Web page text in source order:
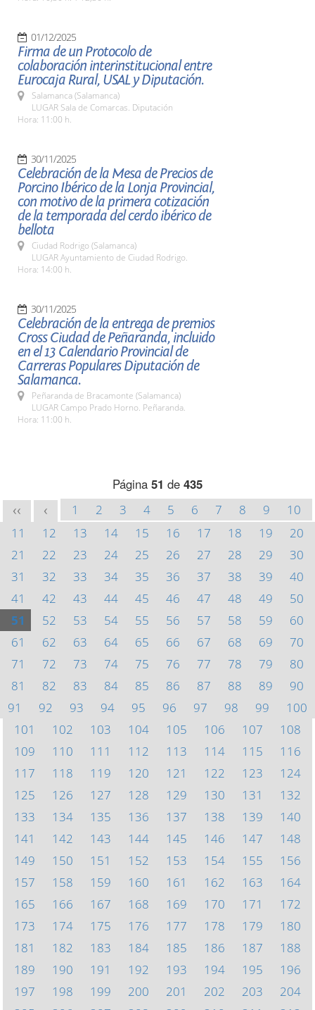
01/12/2025
Firma de un Protocolo de
colaboración interinstitucional entre
Eurocaja Rural, USAL y Diputación.
Salamanca (Salamanca)
LUGAR Sala de Comarcas. Diputación
Hora: 11:00 h.
30/11/2025
Celebración de la Mesa de Precios de
Porcino Ibérico de la Lonja Provincial,
con motivo de la primera cotización
de la temporada del cerdo ibérico de
bellota
Ciudad Rodrigo (Salamanca)
LUGAR Ayuntamiento de Ciudad Rodrigo.
Hora: 14:00 h.
30/11/2025
Celebración de la entrega de premios
Cross Ciudad de Peñaranda, incluido
en el 13 Calendario Provincial de
Carreras Populares Diputación de
Salamanca.
Peñaranda de Bracamonte (Salamanca)
LUGAR Campo Prado Horno. Peñaranda.
Hora: 11:00 h.
Página 51 de 435
<< < 1 2 3 4 5 6 7 8 9
10
11
12 13 14 15 16 17 18 19
20
21
22 23 24 25 26 27 28 29
30
31
32 33 34 35 36 37 38 39
40
41
42 43 44 45 46 47 48 49
50
51
52 53 54 55 56 57 58 59
60
61
62 63 64 65 66 67 68 69
70
71
72 73 74 75 76 77 78 79
80
81
82 83 84 85 86 87 88 89
90
91
92 93 94 95 96 97 98 99
100
101
102 103 104 105 106 107
108
109
110 111 112 113 114 115
116
117
118 119 120 121 122 123
124
125
126 127 128 129 130 131
132
133
134 135 136 137 138 139
140
141
142 143 144 145 146 147
148
149
150 151 152 153 154 155
156
157
158 159 160 161 162 163
164
165
166 167 168 169 170 171
172
173
174 175 176 177 178 179
180
181
182 183 184 185 186 187
188
189
190 191 192 193 194 195
196
197
198 199 200 201 202 203
204